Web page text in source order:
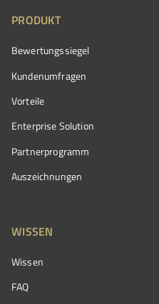
PRODUKT
Bewertungssiegel
Kundenumfragen
Vorteile
Enterprise Solution
Partnerprogramm
Auszeichnungen
WISSEN
Wissen
FAQ